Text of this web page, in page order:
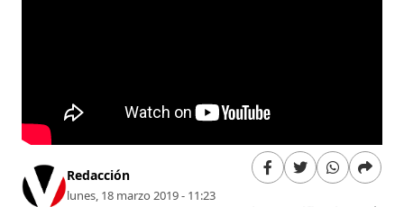
Redacción
lunes, 18 marzo 2019 - 11:23